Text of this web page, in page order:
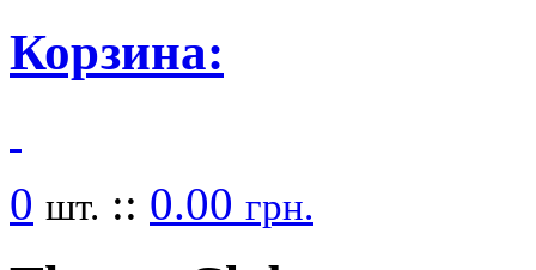
Корзина:
0 шт. :: 0.00 грн.